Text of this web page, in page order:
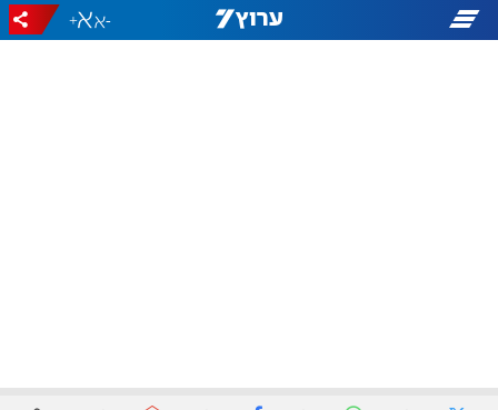
-
+